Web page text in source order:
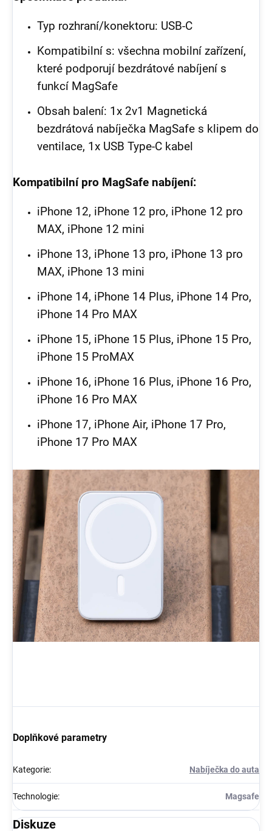
Typ rozhraní/konektoru: USB-C
Kompatibilní s: všechna mobilní zařízení,
které podporují bezdrátové nabíjení s
funkcí MagSafe
Obsah balení: 1x 2v1 Magnetická
bezdrátová nabíječka MagSafe s klipem do
ventilace, 1x USB Type-C kabel
Kompatibilní pro MagSafe nabíjení:
iPhone 12, iPhone 12 pro, iPhone 12 pro
MAX, iPhone 12 mini
iPhone 13, iPhone 13 pro, iPhone 13 pro
MAX, iPhone 13 mini
iPhone 14, iPhone 14 Plus, iPhone 14 Pro,
iPhone 14 Pro MAX
iPhone 15, iPhone 15 Plus, iPhone 15 Pro,
iPhone 15 ProMAX
iPhone 16, iPhone 16 Plus, iPhone 16 Pro,
iPhone 16 Pro MAX
iPhone 17, iPhone Air, iPhone 17 Pro,
iPhone 17 Pro MAX
Doplňkové parametry
Kategorie: Nabíječka do auta
Technologie: Magsafe
Diskuze